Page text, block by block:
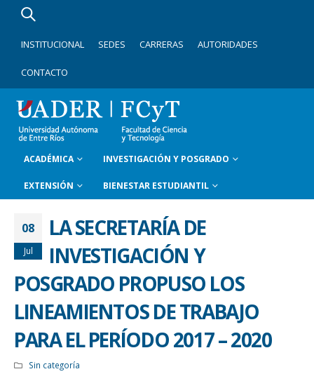
INSTITUCIONAL SEDES CARRERAS AUTORIDADES
CONTACTO
ACADÉMICA INVESTIGACIÓN Y POSGRADO
EXTENSIÓN BIENESTAR ESTUDIANTIL
08
Jul
LA SECRETARÍA DE
INVESTIGACIÓN Y
POSGRADO PROPUSO LOS
LINEAMIENTOS DE TRABAJO
PARA EL PERÍODO 2017 – 2020
Sin categoría